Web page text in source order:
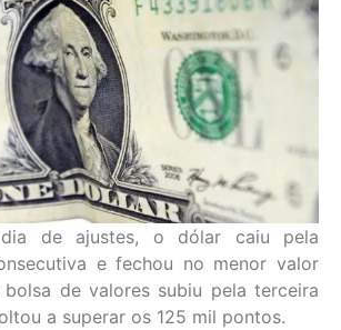
de ajustes, o dólar caiu pela
e fechou no menor valor
de valores subiu pela terceira
a superar os 125 mil pontos.